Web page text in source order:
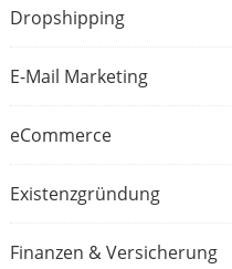
Dropshipping
E-Mail Marketing
eCommerce
Existenzgründung
Finanzen & Versicherung